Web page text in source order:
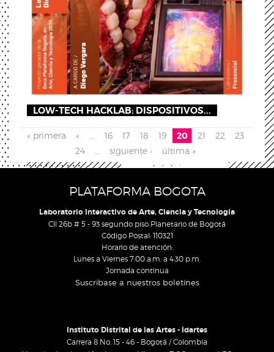
LOW-TECH HACKLAB: DISPOSITIVOS...
Páginas
« primera « 16 17 18 19 20 21 22
23
24
siguiente › última »
PLATAFORMA BOGOTA
Laboratorio Interactivo de Arte, Ciencia y Tecnología
Cll 26b # 5 - 93 segundo piso Planetario de Bogotá
Código Postal: 110321
Horario de atención:
Lunes a Viernes 7:00 a.m. a 4:30 p.m.
Jornada continua
Suscríbase a nuestros boletines
Instituto Distrital de las Artes - Idartes
Carrera 8 No. 15 - 46 - Bogotá / Colombia